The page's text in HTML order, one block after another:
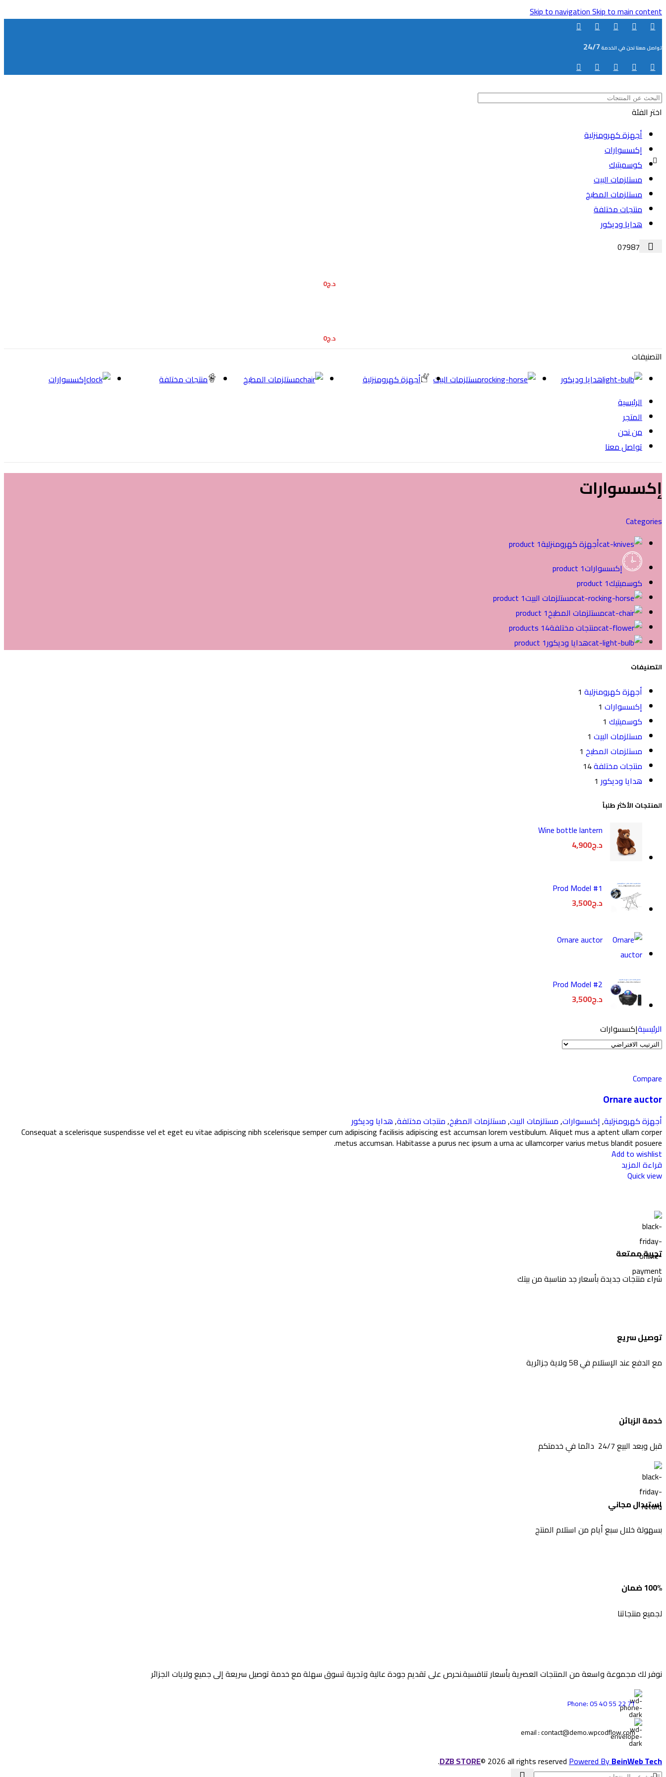
Skip to navigationSkip to main content
تواصل معنا نحن في الخدمة24/7
اختر الفئة
أجهزة كهرومنزلية
إكسسوارات
كوسميتيك
مستلزمات البيت
مستلزمات المطبخ
منتجات مختلفة
هدايا وديكور
0798787687
د.ج0
د.ج0
التصنيفات
هدايا وديكور
مستلزمات البيت أجهزة كهرومنزلية مستلزمات المطبخ منتجات مختلفة
إكسسوارات
الرئيسية
المتجر
من نحن
تواصل معنا
إكسسوارات
Categories
أجهزة كهرومنزلية1 product
إكسسوارات1 product
كوسميتيك1 product
مستلزمات البيت1 product
مستلزمات المطبخ1 product
منتجات مختلفة14 products
هدايا وديكور1 product
التصنيفات
أجهزة كهرومنزلية 1
إكسسوارات 1
كوسميتيك 1
مستلزمات البيت 1
مستلزمات المطبخ 1
منتجات مختلفة14
هدايا وديكور 1
المنتجات الأكثر طلباً
Wine bottle lantern
د.ج4,900
Prod Model #1
د.ج3,500
Ornare auctor
Prod Model #2
د.ج3,500
الرئيسيةإكسسوارات
Compare
Ornare auctor
أجهزة كهرومنزلية,إكسسوارات,مستلزمات البيت,مستلزمات المطبخ,منتجات مختلفة,هدايا وديكور
Consequat a scelerisque suspendisse vel et eget eu vitae adipiscing nibh scelerisque semper cum adipiscing facilisis adipiscing est accumsan lorem vestibulum. Aliquet mus a aptent ullam corper
metus accumsan. Habitasse a purus nec ipsum a urna ac ullamcorper varius metus blandit posuere.
Add to wishlist
قراءة المزيد
Quick view
تجربة ممتعة
شراء منتجات جديدة بأسعار جد مناسبة من بيتك
توصيل سريع
مع الدفع عند الإستلام في 58 ولاية جزائرية
خدمة الزبائن
قبل وبعد البيع 24/7 دائما في خدمتكم
إستبدال مجاني
بسهولة خلال سبع أيام من استلام المنتج
100% ضمان
لجميع منتجاتنا
نوفر لك مجموعة واسعة من المنتجات العصرية بأسعار تنافسية.نحرص على تقديم جودة عالية وتجربة تسوق سهلة مع خدمة توصيل سريعة إلى جميع ولايات الجزائر
Phone: 05 40 55 22 71
email : contact@demo.wpcodflow.com
DZB STORE© 2026 all rights reservedPowered ByBeinWeb Tech
.